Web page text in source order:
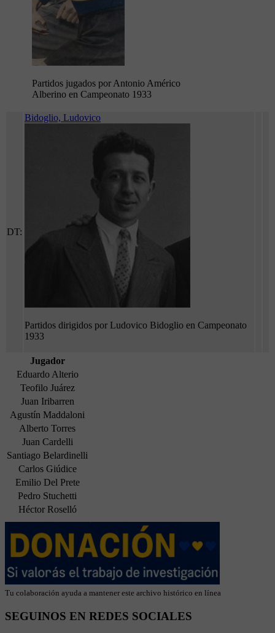
Partidos jugados por Antonio Américo
Alberino en Campeonato 1933
DT:
Bidoglio, Ludovico
Partidos dirigidos por Ludovico Bidoglio en Campeonato
1933
Jugador
Eduardo Alterio
Teofilo Juárez
Juan Iribarren
Agustín Maddaloni
Alberto Torres
Juan Cardelli
Santiago Belardinelli
Carlos Giúdice
Emilio Del Prete
Pedro Stuchetti
Héctor Roselló
Tu colaboración ayuda a mantener este archivo histórico en línea
SEGUINOS EN REDES SOCIALES